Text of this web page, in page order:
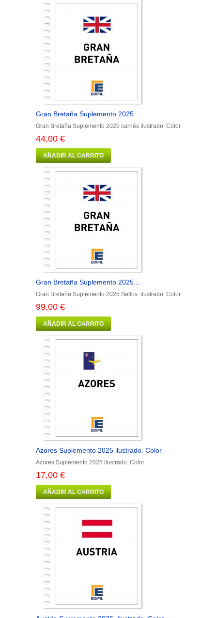
Gran Bretaña Suplemento 2025...
Gran Bretaña Suplemento 2025 carnés ilustrado. Color
44,00 €
AÑADIR AL CARRITO
Gran Bretaña Suplemento 2025...
Gran Bretaña Suplemento 2025 Sellos. ilustrado. Color
99,00 €
AÑADIR AL CARRITO
Azores Suplemento 2025 ilustrado. Color
Azores Suplemento 2025 ilustrado. Color
17,00 €
AÑADIR AL CARRITO